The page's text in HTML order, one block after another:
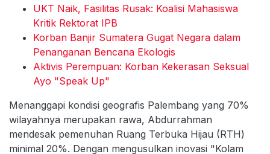
UKT Naik, Fasilitas Rusak: Koalisi Mahasiswa
Kritik Rektorat IPB
Korban Banjir Sumatera Gugat Negara dalam
Penanganan Bencana Ekologis
Aktivis Perempuan: Korban Kekerasan Seksual
Ayo "Speak Up"
Menanggapi kondisi geografis Palembang yang 70%
wilayahnya merupakan rawa, Abdurrahman
mendesak pemenuhan Ruang Terbuka Hijau (RTH)
minimal 20%. Dengan mengusulkan inovasi "Kolam